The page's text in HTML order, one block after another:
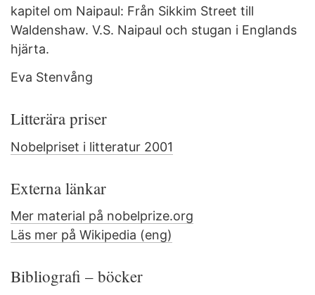
kapitel om Naipaul: Från Sikkim Street till
Waldenshaw. V.S. Naipaul och stugan i Englands
hjärta.
Eva Stenvång
Litterära priser
Nobelpriset i litteratur 2001
Externa länkar
Mer material på nobelprize.org
Läs mer på Wikipedia (eng)
Bibliografi – böcker